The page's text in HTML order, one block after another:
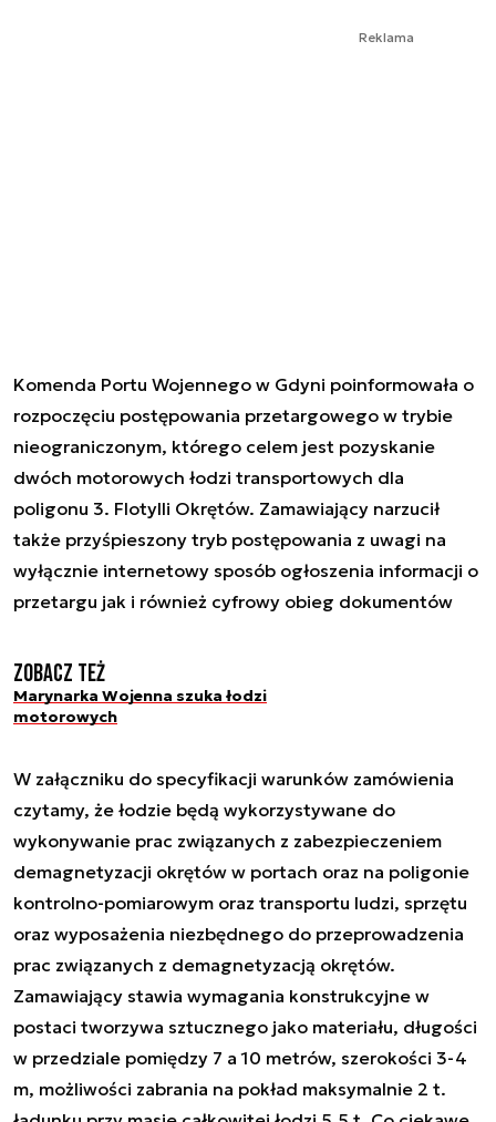
Reklama
Komenda Portu Wojennego w Gdyni poinformowała o
rozpoczęciu postępowania przetargowego w trybie
nieograniczonym, którego celem jest pozyskanie
dwóch motorowych łodzi transportowych dla
poligonu 3. Flotylli Okrętów. Zamawiający narzucił
także przyśpieszony tryb postępowania z uwagi na
wyłącznie internetowy sposób ogłoszenia informacji o
przetargu jak i również cyfrowy obieg dokumentów
Zobacz też
Marynarka Wojenna szuka łodzi
motorowych
W załączniku do specyfikacji warunków zamówienia
czytamy, że łodzie będą wykorzystywane do
wykonywanie prac związanych z zabezpieczeniem
demagnetyzacji okrętów w portach oraz na poligonie
kontrolno-pomiarowym oraz transportu ludzi, sprzętu
oraz wyposażenia niezbędnego do przeprowadzenia
prac związanych z demagnetyzacją okrętów.
Zamawiający stawia wymagania konstrukcyjne w
postaci tworzywa sztucznego jako materiału, długości
w przedziale pomiędzy 7 a 10 metrów, szerokości 3-4
m, możliwości zabrania na pokład maksymalnie 2 t.